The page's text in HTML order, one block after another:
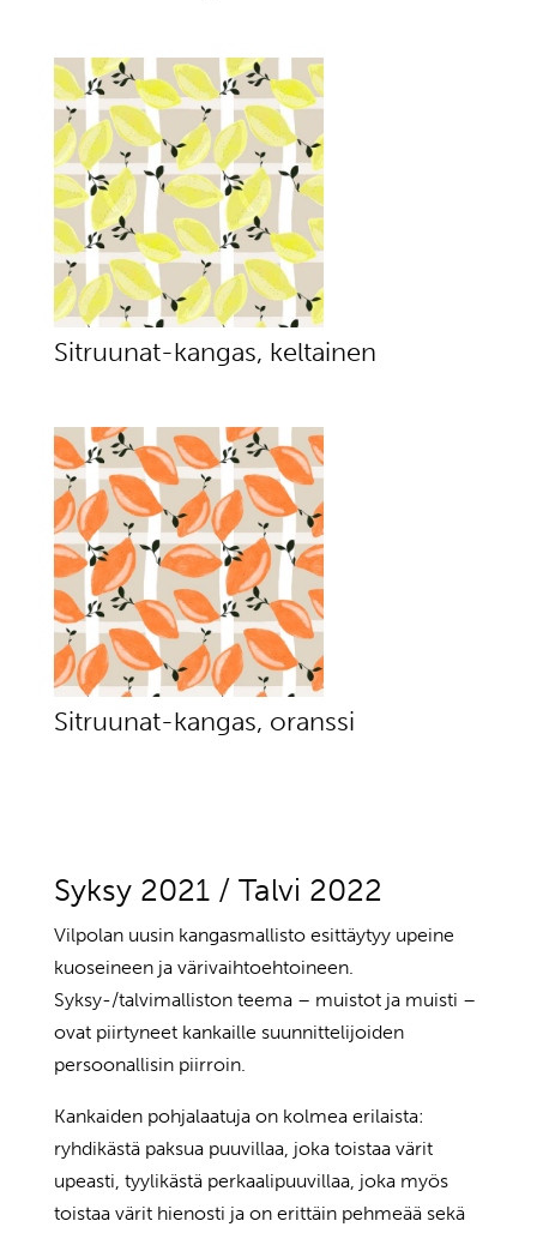
Sitruunat-kangas, keltainen
Sitruunat-kangas, oranssi
Syksy 2021 / Talvi 2022
Vilpolan uusin kangasmallisto esittäytyy upeine
kuoseineen ja värivaihtoehtoineen.
Syksy-/talvimalliston teema – muistot ja muisti –
ovat piirtyneet kankaille suunnittelijoiden
persoonallisin piirroin.
Kankaiden pohjalaatuja on kolmea erilaista:
ryhdikästä paksua puuvillaa, joka toistaa värit
upeasti, tyylikästä perkaalipuuvillaa, joka myös
toistaa värit hienosti ja on erittäin pehmeää sekä